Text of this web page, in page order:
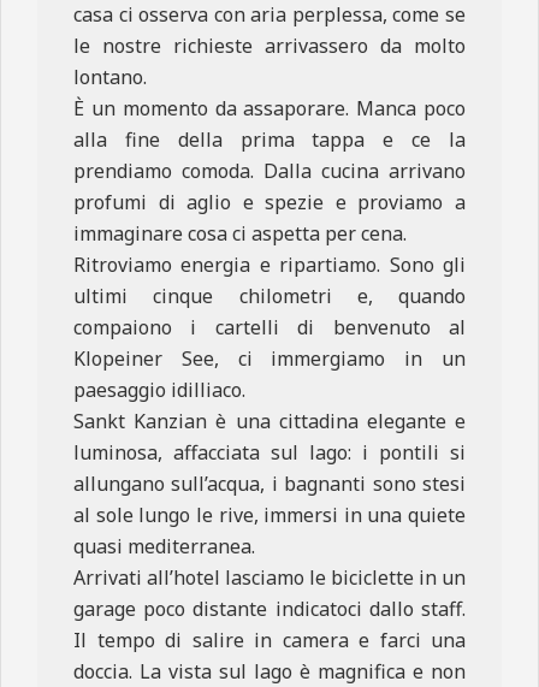
casa ci osserva con aria perplessa, come se
le nostre richieste arrivassero da molto
lontano.
È un momento da assaporare. Manca poco
alla fine della prima tappa e ce la
prendiamo comoda. Dalla cucina arrivano
profumi di aglio e spezie e proviamo a
immaginare cosa ci aspetta per cena.
Ritroviamo energia e ripartiamo. Sono gli
ultimi cinque chilometri e, quando
compaiono i cartelli di benvenuto al
Klopeiner See, ci immergiamo in un
paesaggio idilliaco.
Sankt Kanzian è una cittadina elegante e
luminosa, affacciata sul lago: i pontili si
allungano sull’acqua, i bagnanti sono stesi
al sole lungo le rive, immersi in una quiete
quasi mediterranea.
Arrivati all’hotel lasciamo le biciclette in un
garage poco distante indicatoci dallo staff.
Il tempo di salire in camera e farci una
doccia. La vista sul lago è magnifica e non